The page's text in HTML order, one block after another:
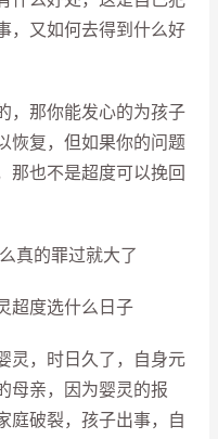
，又如何去得到什么好
那你能发心的为孩子
恢复，但如果你的问题
那也不是超度可以挽回
真的罪过就大了
度选什么日子
，时日久了，自身元
母亲，因为婴灵的报
庭破裂，孩子出事，自